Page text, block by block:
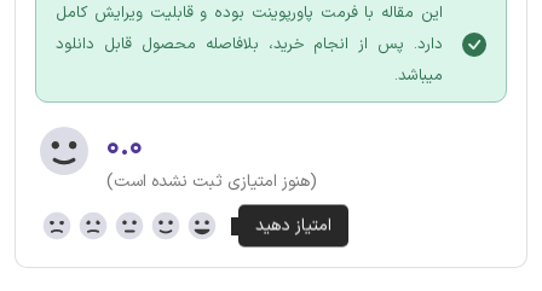
این مقاله با فرمت پاورپوینت بوده و قابلیت ویرایش کامل
دارد. پس از انجام خرید، بلافاصله محصول قابل دانلود
میباشد.
۰.۰
(هنوز امتیازی ثبت نشده است)